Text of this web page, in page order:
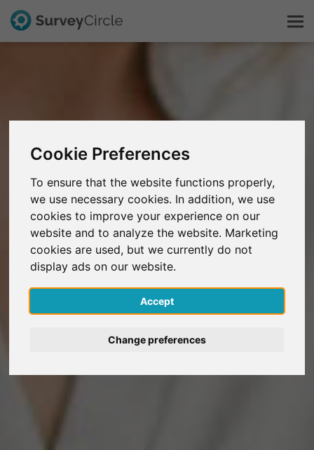
Cookie Preferences
To ensure that the website functions properly,
we use necessary cookies. In addition, we use
cookies to improve your experience on our
website and to analyze the website. Marketing
cookies are used, but we currently do not
display ads on our website.
Accept
Change preferences
FAQ
Gratis registreren
Inloggen
English
Deutsch
Español